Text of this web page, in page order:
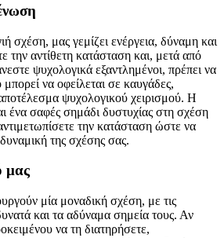
σχέση, μας γεμίζει ενέργεια, δύναμη και
την αντίθετη κατάσταση και, μετά από
ψυχολογικά εξαντλημένοι, πρέπει να
να οφείλεται σε καυγάδες,
ψυχολογικού χειρισμού. Η
ένα σαφές σημάδι δυστυχίας στη σχέση
την κατάσταση ώστε να
της σχέσης σας.
μας
μία μοναδική σχέση, με τις
και τα αδύναμα σημεία τους. Αν
να τη διατηρήσετε,